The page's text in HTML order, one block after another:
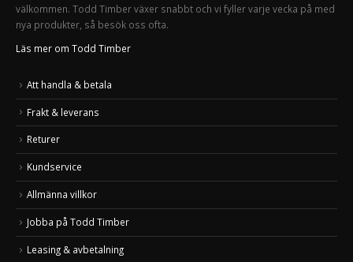
välkommen. Todd Timber växer snabbt och vi fyller varje vecka på med
nya produkter, så besök oss ofta.
Läs mer om Todd Timber
Att handla & betala
Frakt & leverans
Returer
Kundservice
Allmänna villkor
Jobba på Todd Timber
Leasing & avbetalning